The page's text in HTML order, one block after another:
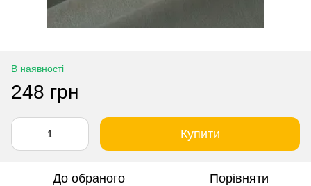
В наявності
248 грн
Купити
До обраного Порівняти